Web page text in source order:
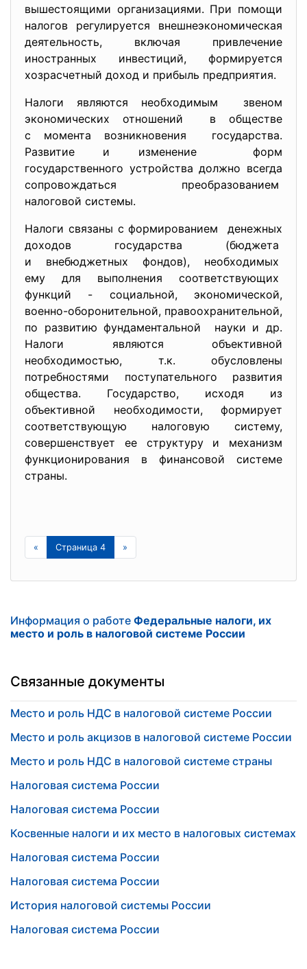
вышестоящими организациями. При помощи
налогов регулируется внешнеэкономическая
деятельность, включая привлечение
иностранных инвестиций, формируется
хозрасчетный доход и прибыль предприятия.
Налоги являются необходимым звеном
экономических отношений в обществе
с момента возникновения государства.
Развитие и изменение форм
государственного устройства должно всегда
сопровождаться преобразованием
налоговой системы.
Налоги связаны сформированием денежных
доходов государства (бюджета
и внебюджетных фондов), необходимых
ему для выполнения соответствующих
функций - социальной, экономической,
военно-оборонительной, правоохранительной,
по развитию фундаментальной науки и др.
Налоги являются объективной
необходимостью, т.к. обусловлены
потребностями поступательного развития
общества. Государство, исходя из
объективной необходимости, формирует
соответствующую налоговую систему,
совершенствует ее структуру и механизм
функционирования в финансовой системе
страны.
« Страница 4 »
Информация о работе Федеральные налоги, их
место и роль в налоговой системе России
Связанные документы
Место и роль НДС в налоговой системе России
Место и роль акцизов в налоговой системе России
Место и роль НДС в налоговой системе страны
Налоговая система России
Налоговая система России
Косвенные налоги и их место в налоговых системах
Налоговая система России
Налоговая система России
История налоговой системы России
Налоговая система России